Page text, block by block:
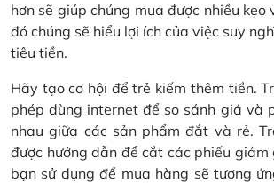
hơn sẽ giúp chúng mua được nhiều kẹo
đó chúng sẽ hiểu lợi ích của việc suy
tiêu tiền.
Hãy tạo cơ hội để trẻ kiếm thêm tiền.
phép dùng internet để so sánh giá và
nhau giữa các sản phẩm đắt và rẻ.
được hướng dẫn để cắt các phiếu giảm
bạn sử dụng để mua hàng sẽ tương